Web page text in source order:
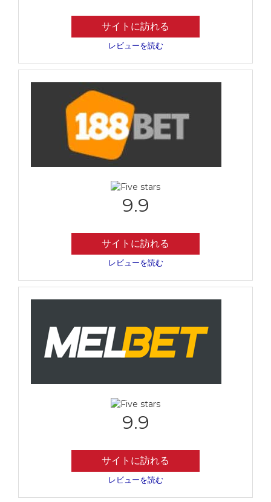
サイトに訪れる
レビューを読む
9.9
サイトに訪れる
レビューを読む
9.9
サイトに訪れる
レビューを読む